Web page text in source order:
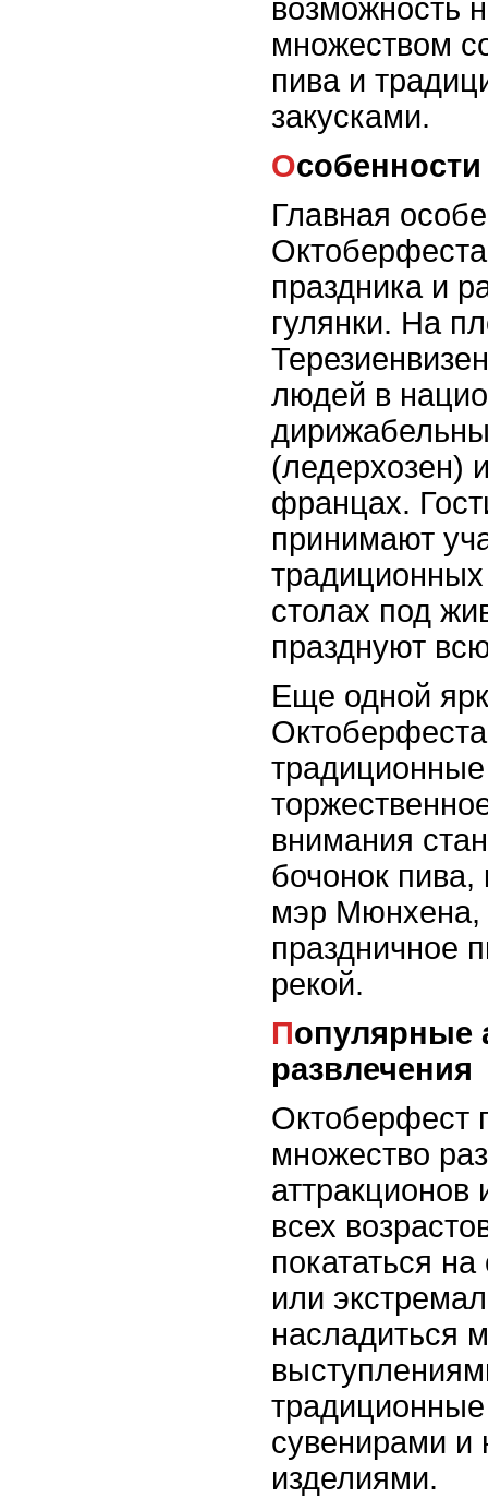
возможность
множеством
пива и
закусками.
Главная
праздника и
гулянки. На
людей в
(ледерхозен)
францах.
принимают
столах под
празднуют
Еще одной
внимания
бочонок пива,
мэр Мюнхена,
праздничное
рекой.
Популярные аттракционы и
развлечения
Октоберфест
множество
аттракционов
всех
покататься
или
насладиться
сувенирами
изделиями.